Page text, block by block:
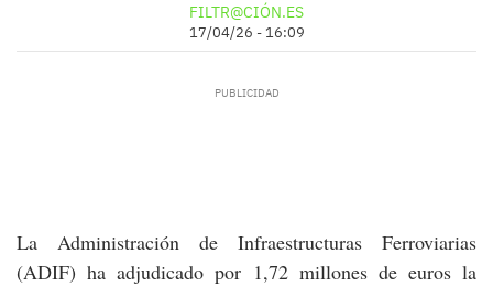
FILTR@CIÓN.ES
17/04/26 - 16:09
La Administración de Infraestructuras Ferroviarias
(ADIF) ha adjudicado por 1,72 millones de euros la